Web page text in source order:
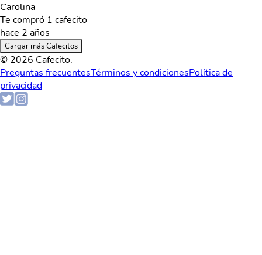
Carolina
Te compró 1 cafecito
hace 2 años
Cargar más Cafecitos
© 2026 Cafecito.
Preguntas frecuentesTérminos y condicionesPolítica de
privacidad